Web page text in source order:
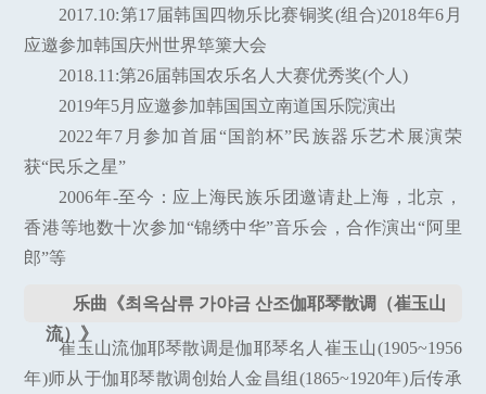
2017.10:第17届韩国四物乐比赛铜奖(组合)2018年6月
应邀参加韩国庆州世界筚篥大会
2018.11:第26届韩国农乐名人大赛优秀奖(个人)
2019年5月应邀参加韩国国立南道国乐院演出
2022年7月参加首届“国韵杯”民族器乐艺术展演荣
获“民乐之星”
2006年-至今：应上海民族乐团邀请赴上海，北京，
香港等地数十次参加“锦绣中华”音乐会，合作演出“阿里
郎”等
乐曲《최옥삼류 가야금 산조伽耶琴散调（崔玉山
流）》
崔玉山流伽耶琴散调是伽耶琴名人崔玉山(1905~1956
年)师从于伽耶琴散调创始人金昌组(1865~1920年)后传承